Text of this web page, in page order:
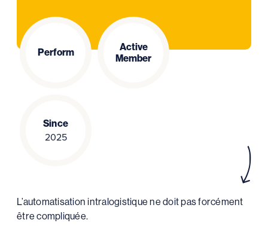
Perform
Active
Member
Since
2025
L’automatisation intralogistique ne doit pas forcément
être compliquée.